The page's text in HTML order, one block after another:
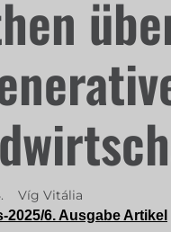
Víg Vitália
2025/6. Ausgabe Artikel